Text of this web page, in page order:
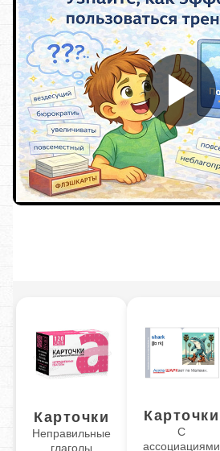
Карточки
Неправильные
глаголы
Карточки
С
ассоциациями